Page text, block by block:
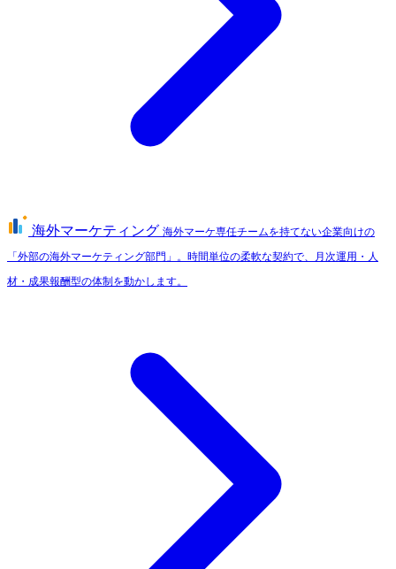
海外マーケティング 海外マーケ専任チームを持てない企業向けの
「外部の海外マーケティング部門」。時間単位の柔軟な契約で、月次運用・人
材・成果報酬型の体制を動かします。